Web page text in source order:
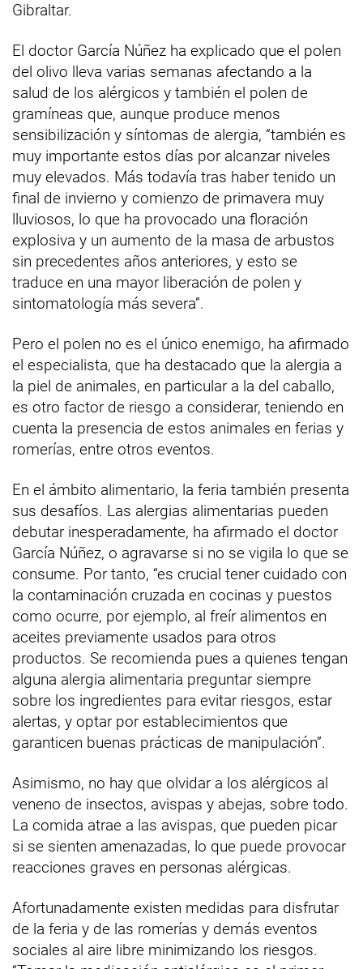
Gibraltar.
El doctor García Núñez ha explicado que el polen
del olivo lleva varias semanas afectando a la
salud de los alérgicos y también el polen de
gramíneas que, aunque produce menos
sensibilización y síntomas de alergia, “también es
muy importante estos días por alcanzar niveles
muy elevados. Más todavía tras haber tenido un
final de invierno y comienzo de primavera muy
lluviosos, lo que ha provocado una floración
explosiva y un aumento de la masa de arbustos
sin precedentes años anteriores, y esto se
traduce en una mayor liberación de polen y
sintomatología más severa”.
Pero el polen no es el único enemigo, ha afirmado
el especialista, que ha destacado que la alergia a
la piel de animales, en particular a la del caballo,
es otro factor de riesgo a considerar, teniendo en
cuenta la presencia de estos animales en ferias y
romerías, entre otros eventos.
En el ámbito alimentario, la feria también presenta
sus desafíos. Las alergias alimentarias pueden
debutar inesperadamente, ha afirmado el doctor
García Núñez, o agravarse si no se vigila lo que se
consume. Por tanto, “es crucial tener cuidado con
la contaminación cruzada en cocinas y puestos
como ocurre, por ejemplo, al freír alimentos en
aceites previamente usados para otros
productos. Se recomienda pues a quienes tengan
alguna alergia alimentaria preguntar siempre
sobre los ingredientes para evitar riesgos, estar
alertas, y optar por establecimientos que
garanticen buenas prácticas de manipulación”.
Asimismo, no hay que olvidar a los alérgicos al
veneno de insectos, avispas y abejas, sobre todo.
La comida atrae a las avispas, que pueden picar
si se sienten amenazadas, lo que puede provocar
reacciones graves en personas alérgicas.
Afortunadamente existen medidas para disfrutar
de la feria y de las romerías y demás eventos
sociales al aire libre minimizando los riesgos.